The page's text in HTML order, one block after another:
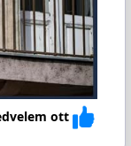
ott